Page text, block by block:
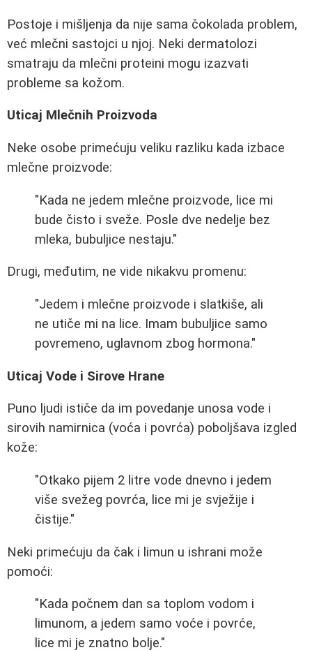
Postoje i mišljenja da nije sama čokolada problem,
već mlečni sastojci u njoj. Neki dermatolozi
smatraju da mlečni proteini mogu izazvati
probleme sa kožom.
Uticaj Mlečnih Proizvoda
Neke osobe primećuju veliku razliku kada izbace
mlečne proizvode:
"Kada ne jedem mlečne proizvode, lice mi
bude čisto i sveže. Posle dve nedelje bez
mleka, bubuljice nestaju."
Drugi, međutim, ne vide nikakvu promenu:
"Jedem i mlečne proizvode i slatkiše, ali
ne utiče mi na lice. Imam bubuljice samo
povremeno, uglavnom zbog hormona."
Uticaj Vode i Sirove Hrane
Puno ljudi ističe da im povedanje unosa vode i
sirovih namirnica (voća i povrća) poboljšava izgled
kože:
"Otkako pijem 2 litre vode dnevno i jedem
više svežeg povrća, lice mi je svježije i
čistije."
Neki primećuju da čak i limun u ishrani može
pomoći:
"Kada počnem dan sa toplom vodom i
limunom, a jedem samo voće i povrće,
lice mi je znatno bolje."